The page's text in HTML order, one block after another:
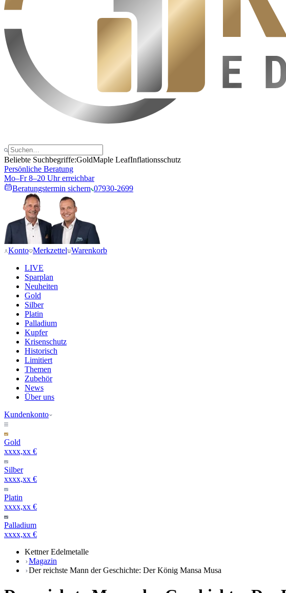
Beliebte Suchbegriffe:GoldMaple LeafInflationsschutz
Persönliche Beratung
Mo–Fr 8–20 Uhr erreichbar
Beratungstermin sichern 07930-2699
Konto Merkzettel Warenkorb
LIVE
Sparplan
Neuheiten
Gold
Silber
Platin
Palladium
Kupfer
Krisenschutz
Historisch
Limitiert
Themen
Zubehör
News
Über uns
Kundenkonto
Gold
xxxx,xx €
Silber
xxxx,xx €
Platin
xxxx,xx €
Palladium
xxxx,xx €
Kettner Edelmetalle
Magazin
Der reichste Mann der Geschichte: Der König Mansa Musa